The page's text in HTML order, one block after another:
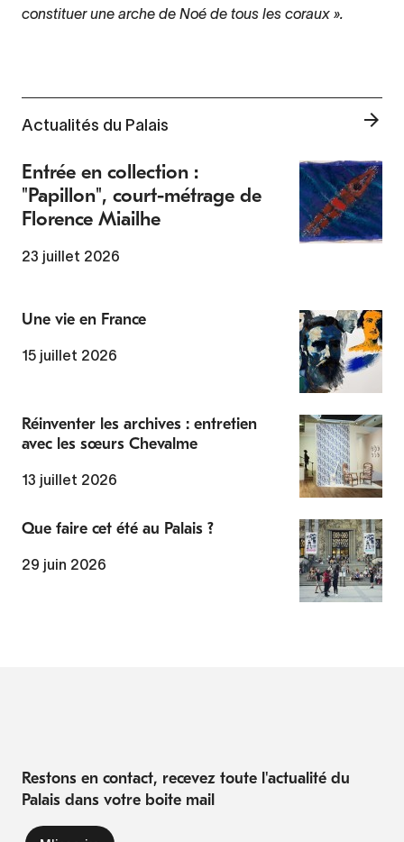
constituer une arche de Noé de tous les coraux ».
Actualités du Palais
Entrée en collection :
"Papillon", court-métrage de
Florence Miailhe
23 juillet 2026
Une vie en France
15 juillet 2026
Réinventer les archives : entretien
avec les sœurs Chevalme
13 juillet 2026
Que faire cet été au Palais ?
29 juin 2026
Restons en contact, recevez toute l'actualité du
Palais dans votre boite mail